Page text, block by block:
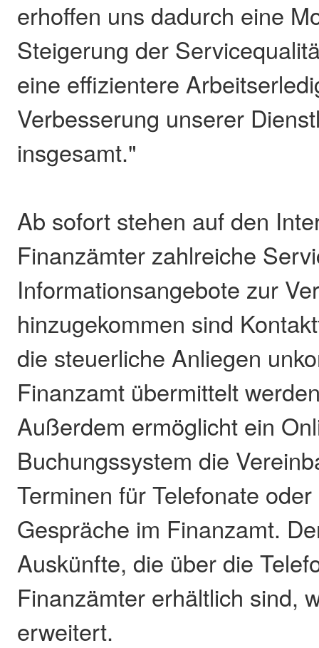
erhoffen uns dadurch eine
Steigerung der
eine effizientere
Verbesserung unserer
insgesamt."
Ab sofort stehen auf den
Finanzämter zahlreiche
Informationsangebote zur
hinzugekommen sind
die steuerliche Anliegen
Finanzamt übermittelt
Außerdem ermöglicht ein
Buchungssystem die
Terminen für Telefonate
Gespräche im Finanzamt.
Auskünfte, die über die
Finanzämter erhältlich sind,
erweitert.